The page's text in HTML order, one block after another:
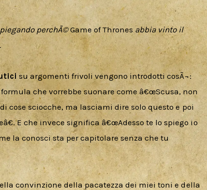
perchÃ© Game of Thrones abbia vinto il
su argomenti frivoli vengono introdotti cosÃ¬:
che vorrebbe suonare come â€œScusa, non
cose sciocche, ma lasciami dire solo questo e poi
E che invece significa â€œAdesso te lo spiego io
la conosci sta per capitolare senza che tu
convinzione della pacatezza dei miei toni e della